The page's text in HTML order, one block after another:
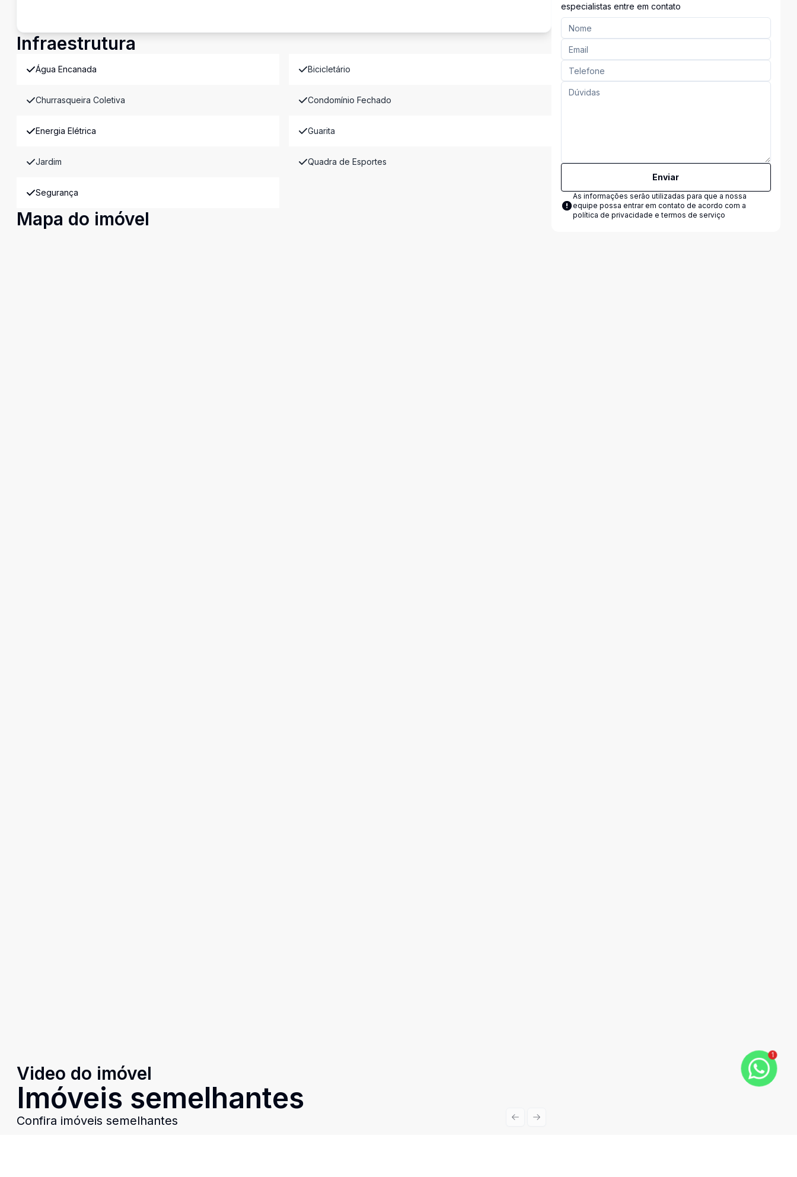
Infraestrutura
Água Encanada Bicicletário
Churrasqueira Coletiva Condomínio Fechado
Energia Elétrica Guarita
Jardim Quadra de Esportes
Segurança
Mapa do imóvel
Video do imóvel
Imóveis semelhantes
Confira imóveis semelhantes Previous slide
Next slide
especialistas entre em contato
Enviar
As informações serão utilizadas para que a nossa
equipe possa entrar em contato de acordo com a
política de privacidade e termos de serviço
1